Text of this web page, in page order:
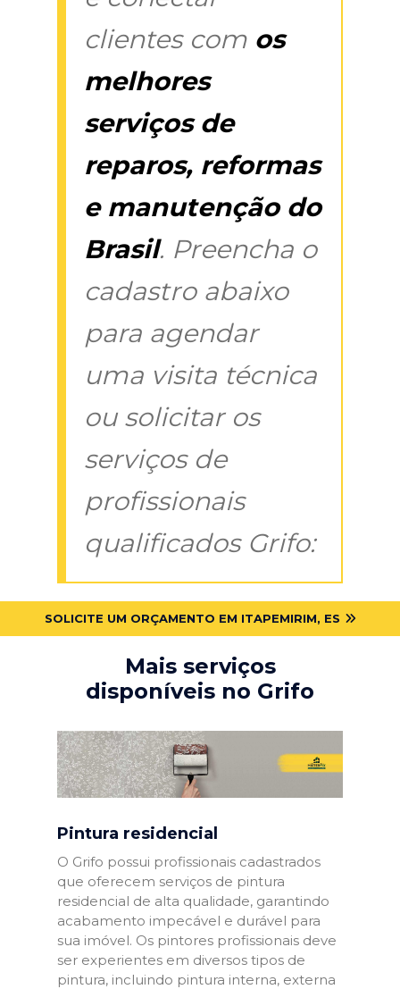
clientes com os
melhores
serviços de
reparos, reformas
e manutenção do
Brasil. Preencha o
cadastro abaixo
para agendar
uma visita técnica
ou solicitar os
serviços de
profissionais
qualificados Grifo:
SOLICITE UM ORÇAMENTO EM ITAPEMIRIM, ES
Mais serviços
disponíveis no Grifo
Pintura residencial
O Grifo possui profissionais cadastrados
que oferecem serviços de pintura
residencial de alta qualidade, garantindo
acabamento impecável e durável para
sua imóvel. Os pintores profissionais deve
ser experientes em diversos tipos de
pintura, incluindo pintura interna, externa